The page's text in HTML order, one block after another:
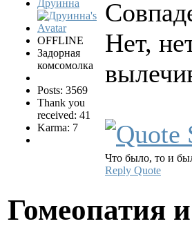
Друинна
OFFLINE
Задорная
комсомолка
Posts: 3569
Thank you
received: 41
Karma: 7
Нет,
Что было, то и
Reply Quote
Гомеопатия